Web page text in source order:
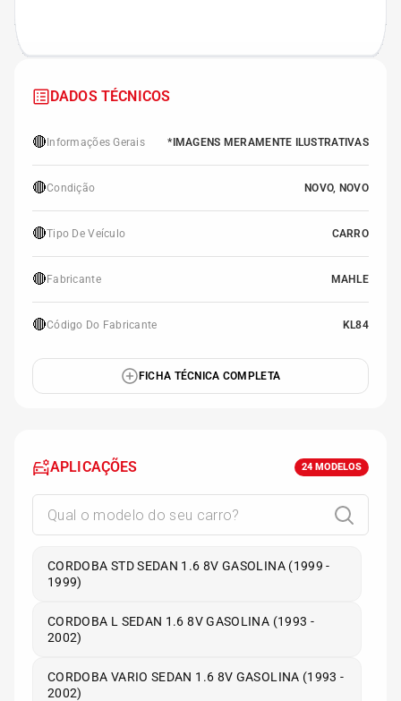
DADOS TÉCNICOS
🔴 Informações Gerais *IMAGENS MERAMENTE ILUSTRATIVAS
🔴Condição NOVO, NOVO
🔴Tipo De Veículo CARRO
🔴 Fabricante MAHLE
🔴Código Do Fabricante KL84
FICHA TÉCNICA COMPLETA
APLICAÇÕES 24 MODELOS
CORDOBA STD SEDAN 1.6 8V GASOLINA (1999 -
1999)
CORDOBA L SEDAN 1.6 8V GASOLINA (1993 -
2002)
CORDOBA VARIO SEDAN 1.6 8V GASOLINA (1993 -
2002)